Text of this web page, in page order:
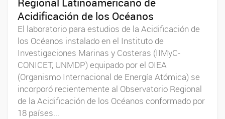
Acidificación de los Océanos
El laboratorio para estudios de la Acidificación de
los Océanos instalado en el Instituto de
Investigaciones Marinas y Costeras (IIMyC-
CONICET, UNMDP) equipado por el OIEA
(Organismo Internacional de Energía Atómica) se
incorporó recientemente al Observatorio Regional
de la Acidificación de los Océanos conformado por
18 países...